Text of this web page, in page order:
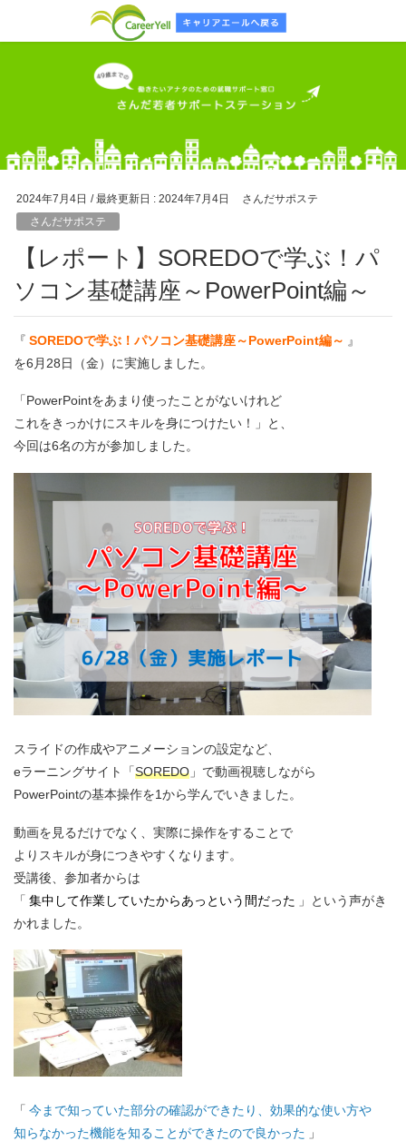
2024年7月4日 / 最終更新日 : 2024年7月4日
さんだサポステ
さんだサポステ
【レポート】SOREDOで学ぶ！パ
ソコン基礎講座～PowerPoint編～
『 SOREDOで学ぶ！パソコン基礎講座～PowerPoint編～ 』
を6月28日（金）に実施しました。
「PowerPointをあまり使ったことがないけれど
これをきっかけにスキルを身につけたい！」と、
今回は6名の方が参加しました。
スライドの作成やアニメーションの設定など、
eラーニングサイト「SOREDO 」で動画視聴しながら
PowerPointの基本操作を1から学んでいきました。
動画を見るだけでなく、実際に操作をすることで
よりスキルが身につきやすくなります。
受講後、参加者からは
「 集中して作業していたからあっという間だった 」という声がき
かれました。
「 今まで知っていた部分の確認ができたり、効果的な使い方や
知らなかった機能を知ることができたので良かった 」